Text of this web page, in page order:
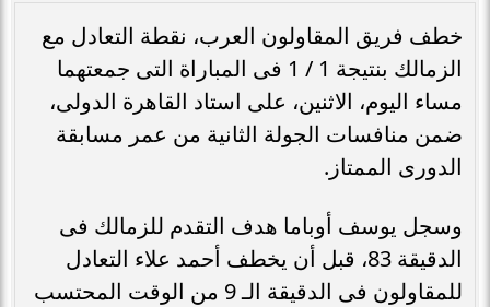
خطف فريق المقاولون العرب، نقطة التعادل مع
الزمالك بنتيجة 1 / 1 فى المباراة التى جمعتهما
مساء اليوم، الاثنين، على استاد القاهرة الدولى،
ضمن منافسات الجولة الثانية من عمر مسابقة
الدورى الممتاز.
وسجل يوسف أوباما هدف التقدم للزمالك فى
الدقيقة 83، قبل أن يخطف أحمد علاء التعادل
للمقاولون فى الدقيقة الـ 9 من الوقت المحتسب